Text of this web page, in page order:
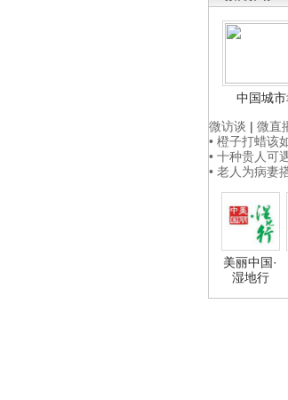
中国城
微访谈 | 微直
• 橙子打蜡该
• 十种贵人可
• 老人为病妻
美丽中国·
湿地行